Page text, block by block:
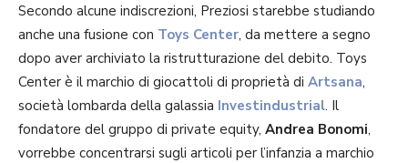
Secondo alcune indiscrezioni, Preziosi starebbe studiando
anche una fusione con Toys Center, da mettere a segno
dopo aver archiviato la ristrutturazione del debito. Toys
Center è il marchio di giocattoli di proprietà di Artsana,
società lombarda della galassia Investindustrial. Il
fondatore del gruppo di private equity, Andrea Bonomi,
vorrebbe concentrarsi sugli articoli per l’infanzia a marchio